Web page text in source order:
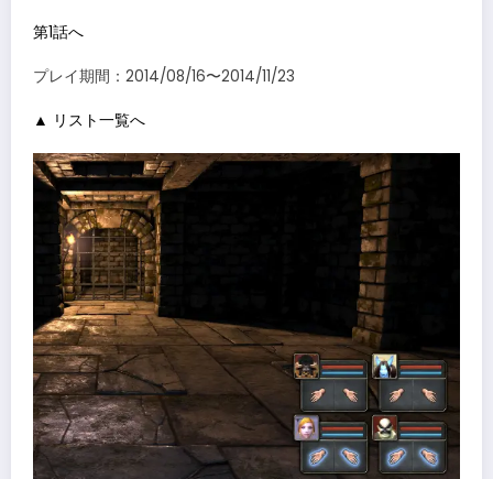
第1話へ
プレイ期間：2014/08/16〜2014/11/23
▲ リスト一覧へ